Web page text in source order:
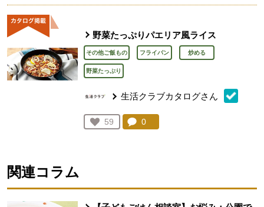
野菜たっぷりパエリア風ライス
その他ご飯もの フライパン 炒める
野菜たっぷり
生活クラブカタログさん
お気に入り登録：
59
人が登録
コメント：
0
関連コラム